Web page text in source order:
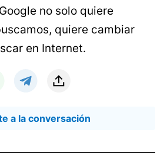
no solo quiere
quiere cambiar
en Internet.
a la conversación